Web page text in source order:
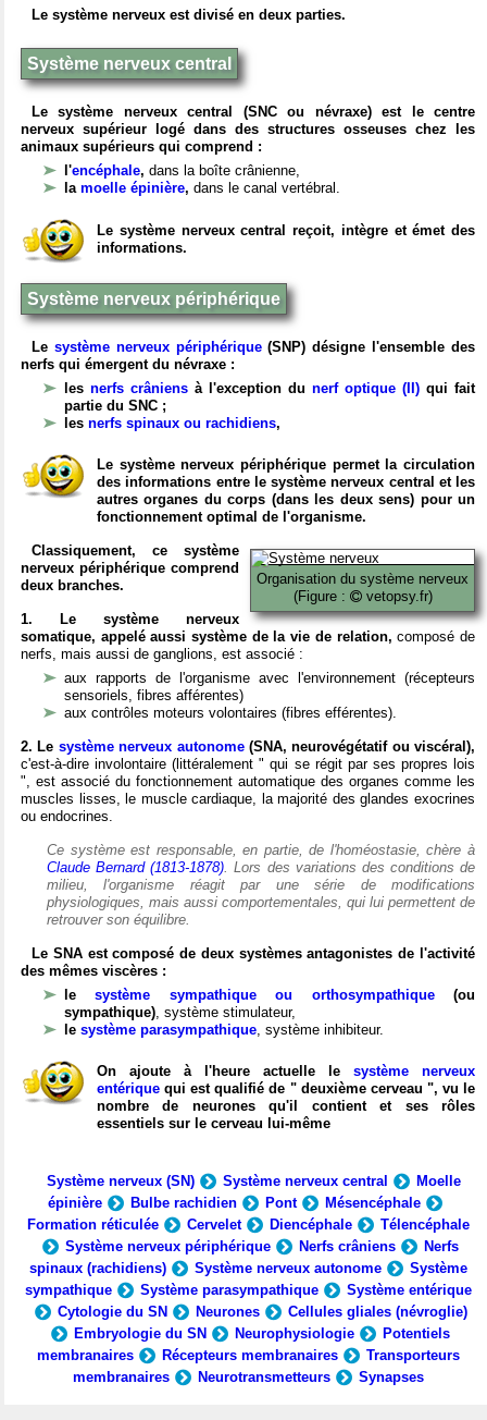
Le système nerveux est divisé en deux parties.
Système nerveux central
Le système nerveux central (SNC ou névraxe) est le centre
nerveux supérieur logé dans des structures osseuses chez les
animaux supérieurs qui comprend :
l'encéphale, dans la boîte crânienne,
la moelle épinière, dans le canal vertébral.
Le système nerveux central reçoit, intègre et émet des
informations.
Système nerveux périphérique
Le système nerveux périphérique(SNP) désigne l'ensemble des
nerfs qui émergent du névraxe :
les nerfs crâniens à l'exception du nerf optique (II) qui fait
partie du SNC ;
les nerfs spinaux ou rachidiens,
Le système nerveux périphérique permet la circulation
des informations entre le système nerveux central et les
autres organes du corps (dans les deux sens) pour un
fonctionnement optimal de l'organisme.
Organisation du système nerveux
(Figure :
vetopsy.fr)
Classiquement, ce système
nerveux périphérique comprend
deux branches.
1. Le système nerveux
somatique, appelé aussi système de la vie de relation, composé de
nerfs, mais aussi de ganglions, est associé :
aux rapports de l'organisme avec l'environnement (récepteurs
sensoriels, fibres afférentes)
aux contrôles moteurs volontaires (fibres efférentes).
2. Le système nerveux autonome(SNA, neurovégétatif ou viscéral),
c'est-à-dire involontaire (littéralement " qui se régit par ses propres lois
", est associé du fonctionnement automatique des organes comme les
muscles lisses, le muscle cardiaque, la majorité des glandes exocrines
ou endocrines.
Ce système est responsable, en partie, de l'homéostasie, chère à
Claude Bernard (1813-1878). Lors des variations des conditions de
milieu, l'organisme réagit par une série de modifications
physiologiques, mais aussi comportementales, qui lui permettent de
retrouver son équilibre.
Le SNA est composé de deux systèmes antagonistes de l'activité
des mêmes viscères :
lesystème sympathique ou orthosympathique(ou
sympathique), système stimulateur,
le système parasympathique, système inhibiteur.
On ajoute à l'heure actuelle le système nerveux
entérique qui est qualifié de " deuxième cerveau ", vu le
nombre de neurones qu'il contient et ses rôles
essentiels sur le cerveau lui-même
Système nerveux (SN) Système nerveux central
Moelle
épinière
Bulbe rachidien Pont
Mésencéphale
Formation réticulée
Cervelet Diencéphale
Télencéphale
Système nerveux périphérique
Nerfs crâniens
Nerfs
spinaux (rachidiens)
Système nerveux autonome
Système
sympathique
Système parasympathique
Système entérique
Cytologie du SN
Neurones
Cellules gliales (névroglie)
Embryologie du SN
Neurophysiologie
Potentiels
membranaires
Récepteurs membranaires
Transporteurs
membranaires
Neurotransmetteurs Synapses